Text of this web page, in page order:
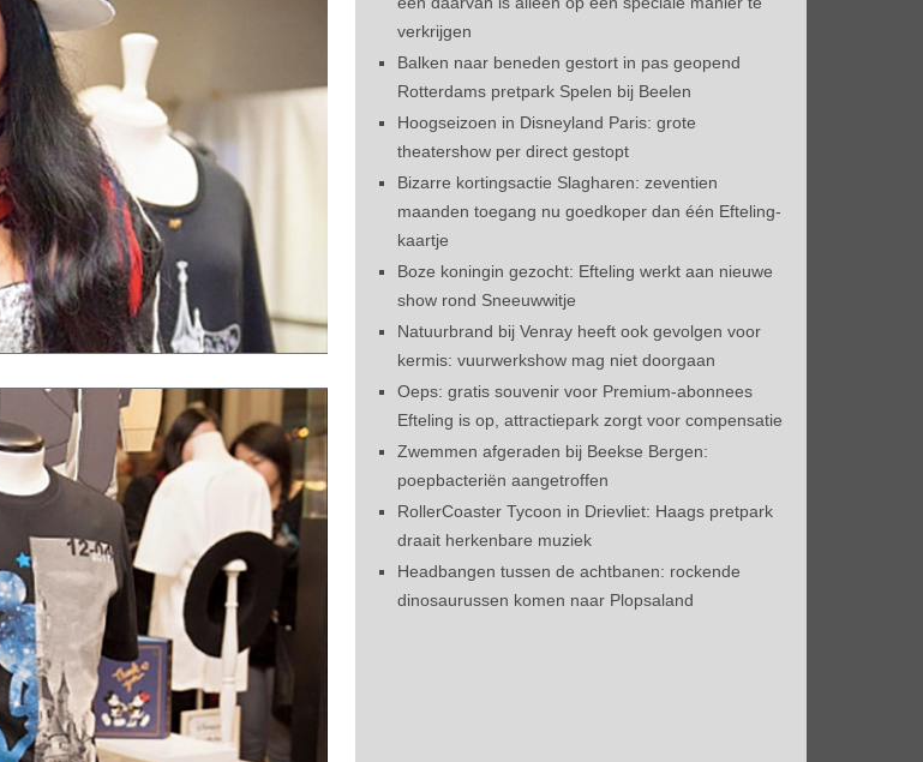
verkrijgen
Balken naar beneden gestort in pas geopend
Rotterdams pretpark Spelen bij Beelen
Hoogseizoen in Disneyland Paris: grote
theatershow per direct gestopt
Bizarre kortingsactie Slagharen: zeventien
maanden toegang nu goedkoper dan één Efteling-
kaartje
Boze koningin gezocht: Efteling werkt aan nieuwe
show rond Sneeuwwitje
Natuurbrand bij Venray heeft ook gevolgen voor
kermis: vuurwerkshow mag niet doorgaan
Oeps: gratis souvenir voor Premium-abonnees
Efteling is op, attractiepark zorgt voor compensatie
Zwemmen afgeraden bij Beekse Bergen:
poepbacteriën aangetroffen
RollerCoaster Tycoon in Drievliet: Haags pretpark
draait herkenbare muziek
Headbangen tussen de achtbanen: rockende
dinosaurussen komen naar Plopsaland